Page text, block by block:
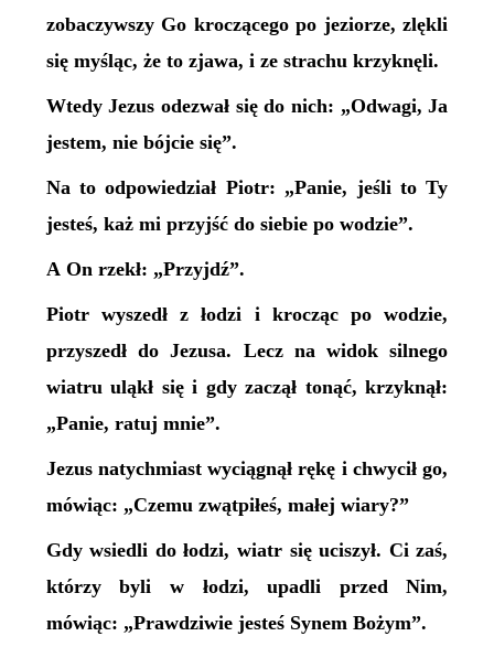
zobaczywszy Go kroczącego po jeziorze, zlękli
się myśląc, że to zjawa, i ze strachu krzyknęli.
Wtedy Jezus odezwał się do nich: „Odwagi, Ja
jestem, nie bójcie się”.
Na to odpowiedział Piotr: „Panie, jeśli to Ty
jesteś, każ mi przyjść do siebie po wodzie”.
A On rzekł: „Przyjdź”.
Piotr wyszedł z łodzi i krocząc po wodzie,
przyszedł do Jezusa. Lecz na widok silnego
wiatru uląkł się i gdy zaczął tonąć, krzyknął:
„Panie, ratuj mnie”.
Jezus natychmiast wyciągnął rękę i chwycił go,
mówiąc: „Czemu zwątpiłeś, małej wiary?”
Gdy wsiedli do łodzi, wiatr się uciszył. Ci zaś,
którzy byli w łodzi, upadli przed Nim,
mówiąc: „Prawdziwie jesteś Synem Bożym”.